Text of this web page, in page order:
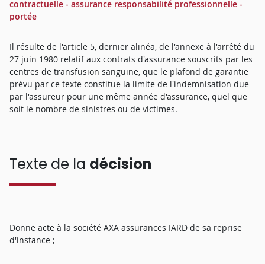
contractuelle - assurance responsabilité professionnelle -
portée
Il résulte de l'article 5, dernier alinéa, de l'annexe à l'arrêté du
27 juin 1980 relatif aux contrats d'assurance souscrits par les
centres de transfusion sanguine, que le plafond de garantie
prévu par ce texte constitue la limite de l'indemnisation due
par l'assureur pour une même année d'assurance, quel que
soit le nombre de sinistres ou de victimes.
Texte de la décision
Donne acte à la société AXA assurances IARD de sa reprise
d'instance ;